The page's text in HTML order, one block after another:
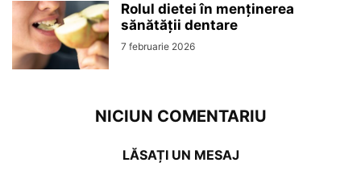
Rolul dietei în menținerea
sănătății dentare
7 februarie 2026
NICIUN COMENTARIU
LĂSAȚI UN MESAJ